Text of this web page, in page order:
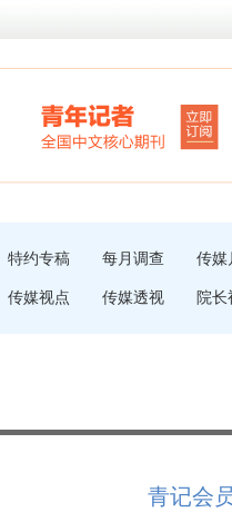
特约专稿 每月调查 传媒
传媒视点 传媒透视 院长
青记会